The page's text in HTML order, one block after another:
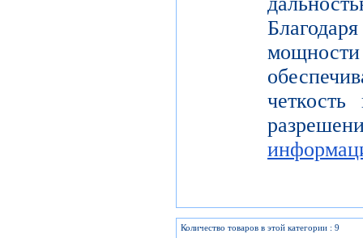
Количество товаров в этой категории : 9